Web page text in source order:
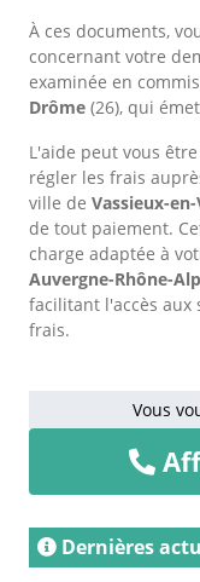
À ces documents,
concernant votre
examinée en
Drôme (26), qui
L'aide peut vous
régler les frais
ville de Vassieux-
de tout paiement.
charge adaptée à
Auvergne-Rhône-
facilitant l'accès aux
frais.
Vous
Dernières